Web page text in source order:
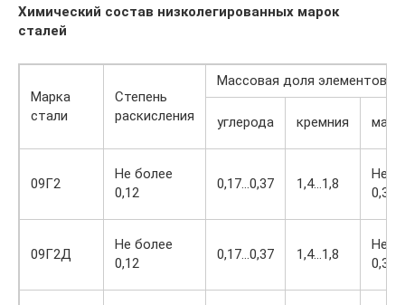
Химический состав низколегированных марок
сталей
Марка
стали
Степень
раскисления
Массовая доля элементов, %
углерода кремния
09Г2
Не более
0,12
0,17…0,37 1,4…1,8
Не
0,30
09Г2Д
Не более
0,12
0,17…0,37 1,4…1,8
Не
0,30